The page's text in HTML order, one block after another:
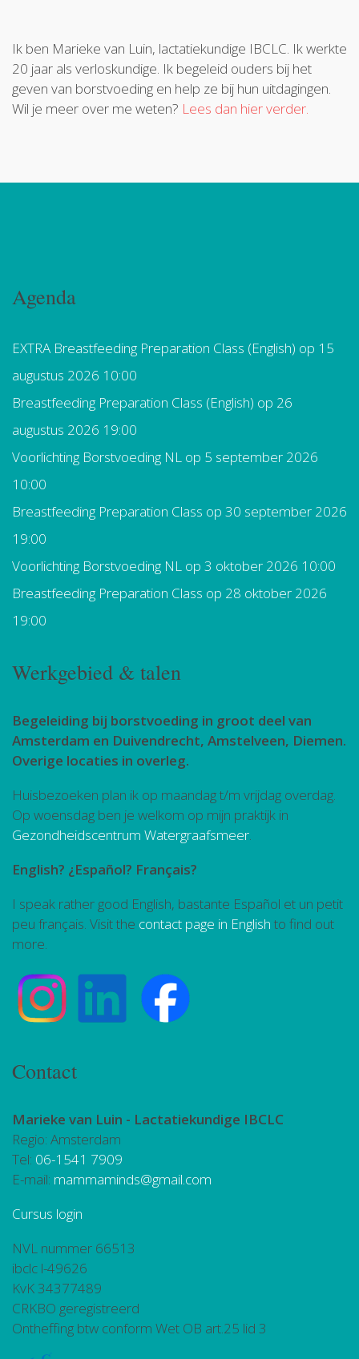
Ik ben Marieke van Luin, lactatiekundige IBCLC. Ik werkte
20 jaar als verloskundige. Ik begeleid ouders bij het
geven van borstvoeding en help ze bij hun uitdagingen.
Wil je meer over me weten? Lees dan hier verder.
Agenda
EXTRA Breastfeeding Preparation Class (English) op 15
augustus 2026 10:00
Breastfeeding Preparation Class (English) op 26
augustus 2026 19:00
Voorlichting Borstvoeding NL op 5 september 2026
10:00
Breastfeeding Preparation Class op 30 september 2026
19:00
Voorlichting Borstvoeding NL op 3 oktober 2026 10:00
Breastfeeding Preparation Class op 28 oktober 2026
19:00
Werkgebied & talen
Begeleiding bij borstvoeding in groot deel van
Amsterdam en Duivendrecht, Amstelveen, Diemen.
Overige locaties in overleg.
Huisbezoeken plan ik op maandag t/m vrijdag overdag.
Op woensdag ben je welkom op mijn praktijk in
Gezondheidscentrum Watergraafsmeer.
English? ¿Español? Français?
I speak rather good English, bastante Español et un petit
peu français. Visit the contact page in English to find out
more.
Contact
Marieke van Luin - Lactatiekundige IBCLC
Regio: Amsterdam
Tel: 06-1541 7909
E-mail: mammaminds@gmail.com
Cursus login
NVL nummer 66513
ibclc l-49626
KvK 34377489
CRKBO geregistreerd
Ontheffing btw conform Wet OB art.25 lid 3